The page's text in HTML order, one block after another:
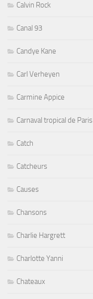
Calvin Rock
Canal 93
Candye Kane
Carl Verheyen
Carmine Appice
Carnaval tropical de Paris
Catch
Catcheurs
Causes
Chansons
Charlie Hargrett
Charlotte Yanni
Chateaux